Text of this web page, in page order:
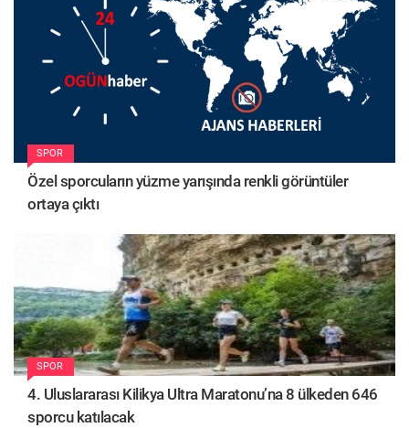
SPOR
Özel sporcuların yüzme yarışında renkli görüntüler
ortaya çıktı
SPOR
4. Uluslararası Kilikya Ultra Maratonu’na 8 ülkeden 646
sporcu katılacak